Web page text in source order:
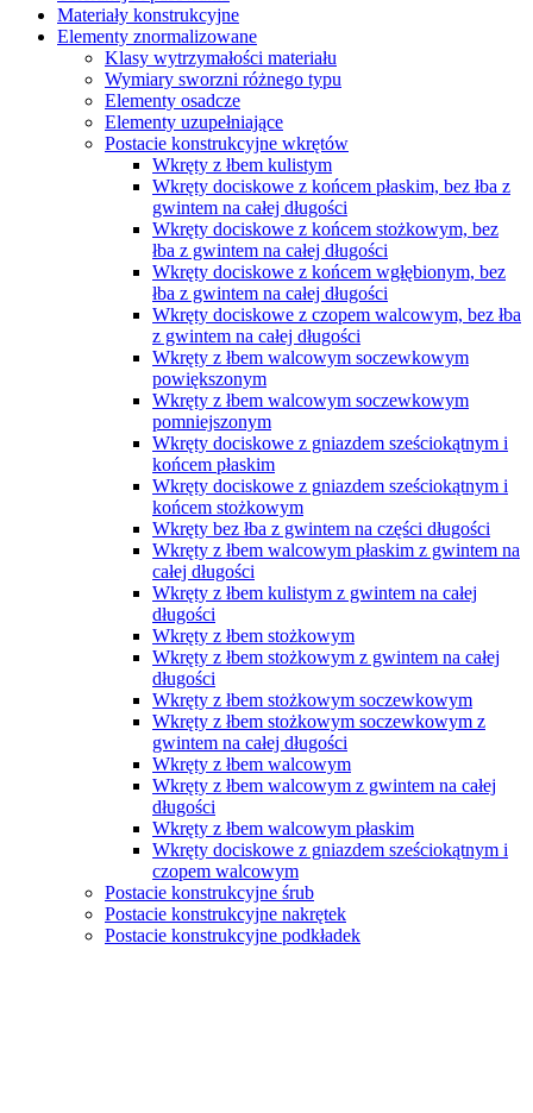
Materiały konstrukcyjne
Elementy znormalizowane
Klasy wytrzymałości materiału
Wymiary sworzni różnego typu
Elementy osadcze
Elementy uzupełniające
Postacie konstrukcyjne wkrętów
Wkręty z łbem kulistym
Wkręty dociskowe z końcem płaskim, bez łba z
gwintem na całej długości
Wkręty dociskowe z końcem stożkowym, bez
łba z gwintem na całej długości
Wkręty dociskowe z końcem wgłębionym, bez
łba z gwintem na całej długości
Wkręty dociskowe z czopem walcowym, bez łba
z gwintem na całej długości
Wkręty z łbem walcowym soczewkowym
powiększonym
Wkręty z łbem walcowym soczewkowym
pomniejszonym
Wkręty dociskowe z gniazdem sześciokątnym i
końcem płaskim
Wkręty dociskowe z gniazdem sześciokątnym i
końcem stożkowym
Wkręty bez łba z gwintem na części długości
Wkręty z łbem walcowym płaskim z gwintem na
całej długości
Wkręty z łbem kulistym z gwintem na całej
długości
Wkręty z łbem stożkowym
Wkręty z łbem stożkowym z gwintem na całej
długości
Wkręty z łbem stożkowym soczewkowym
Wkręty z łbem stożkowym soczewkowym z
gwintem na całej długości
Wkręty z łbem walcowym
Wkręty z łbem walcowym z gwintem na całej
długości
Wkręty z łbem walcowym płaskim
Wkręty dociskowe z gniazdem sześciokątnym i
czopem walcowym
Postacie konstrukcyjne śrub
Postacie konstrukcyjne nakrętek
Postacie konstrukcyjne podkładek